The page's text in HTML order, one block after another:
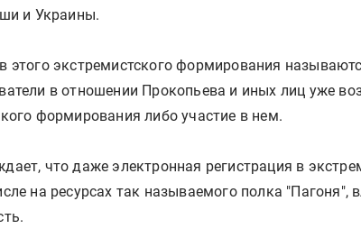
и Украины.
этого экстремистского формирования
в отношении Прокопьева и иных лиц уже
формирования либо участие в нем.
что даже электронная регистрация в
на ресурсах так называемого полка "Пагоня",